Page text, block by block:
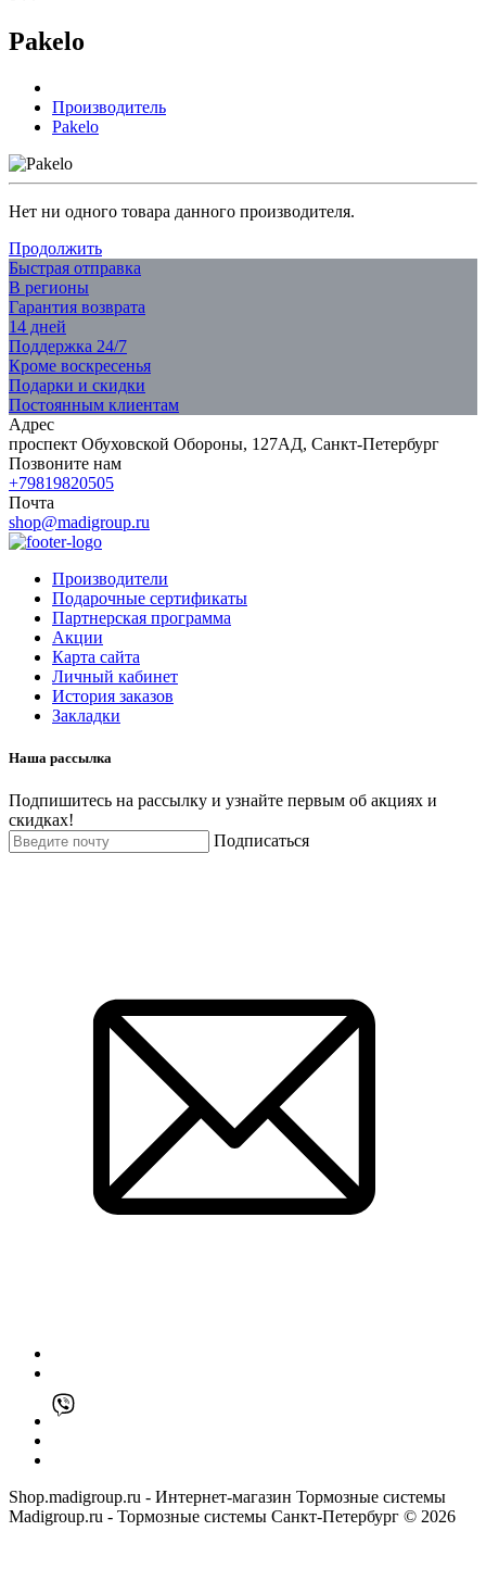
Pakelo
Производитель
Pakelo
Нет ни одного товара данного производителя.
Продолжить
Быстрая отправка
В регионы
Гарантия возврата
14 дней
Поддержка 24/7
Кроме воскресенья
Подарки и скидки
Постоянным клиентам
Адрес
проспект Обуховской Обороны, 127АД, Санкт-Петербург
Позвоните нам
+79819820505
Почта
shop@madigroup.ru
Производители
Подарочные сертификаты
Партнерская программа
Акции
Карта сайта
Личный кабинет
История заказов
Закладки
Наша рассылка
Подпишитесь на рассылку и узнайте первым об акциях и
скидках!
Подписаться
Shop.madigroup.ru - Интернет-магазин Тормозные системы
Madigroup.ru - Тормозные системы Санкт-Петербург © 2026